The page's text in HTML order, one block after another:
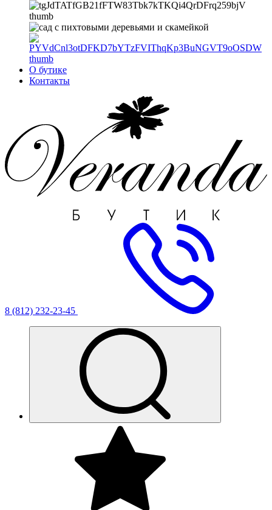
О бутике
Контакты
8 (812) 232-23-45